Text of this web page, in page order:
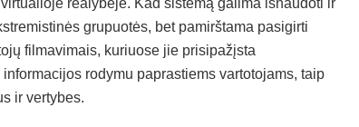
realybėje. Kad sistemą galima išnaudoti ir
grupuotės, bet pamirštama pasigirti
filmavimais, kuriuose jie prisipažįsta
rodymu paprastiems vartotojams, taip
ir vertybes.